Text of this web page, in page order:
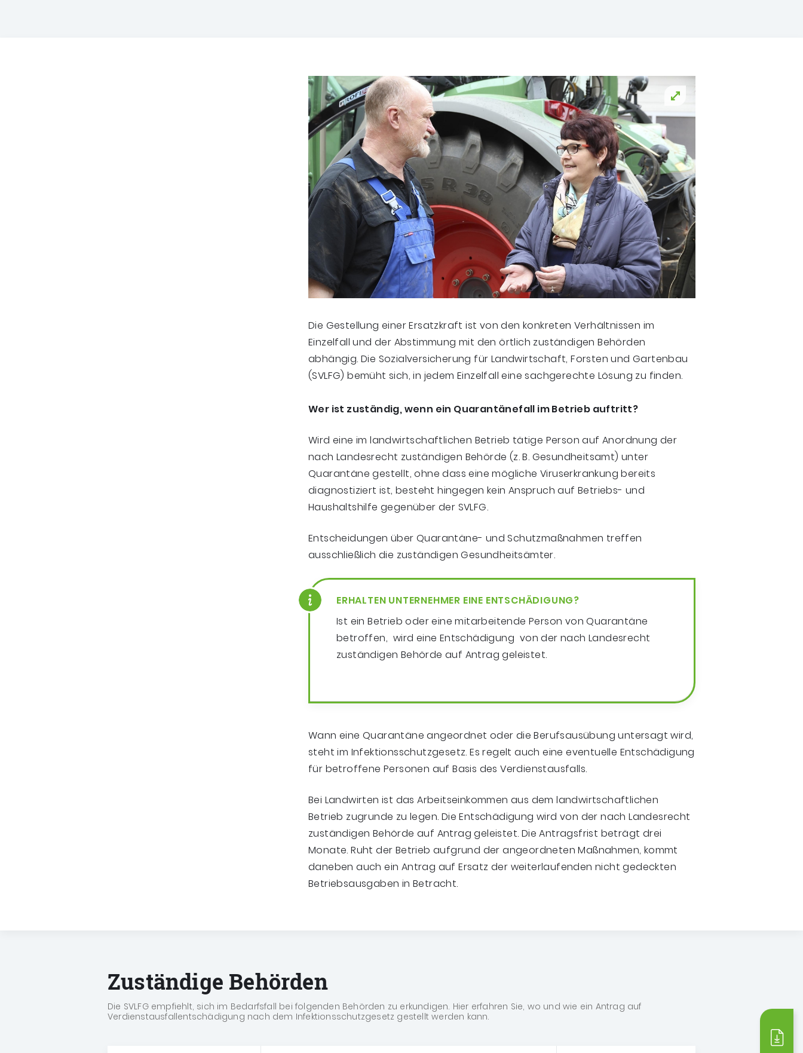
Die Gestellung einer Ersatzkraft ist von den konkreten Verhältnissen im
Einzelfall und der Abstimmung mit den örtlich zuständigen Behörden
abhängig. Die Sozialversicherung für Landwirtschaft, Forsten und Gartenbau
(SVLFG) bemüht sich, in jedem Einzelfall eine sachgerechte Lösung zu finden.
Wer ist zuständig, wenn ein Quarantänefall im Betrieb auftritt?
Wird eine im landwirtschaftlichen Betrieb tätige Person auf Anordnung der
nach Landesrecht zuständigen Behörde (z. B. Gesundheitsamt) unter
Quarantäne gestellt, ohne dass eine mögliche Viruserkrankung bereits
diagnostiziert ist, besteht hingegen kein Anspruch auf Betriebs- und
Haushaltshilfe gegenüber der SVLFG.
Entscheidungen über Quarantäne- und Schutzmaßnahmen treffen
ausschließlich die zuständigen Gesundheitsämter.
ERHALTEN UNTERNEHMER EINE ENTSCHÄDIGUNG?
Ist ein Betrieb oder eine mitarbeitende Person von Quarantäne
betroffen, wird eine Entschädigung von der nach Landesrecht
zuständigen Behörde auf Antrag geleistet.
Wann eine Quarantäne angeordnet oder die Berufsausübung untersagt wird,
steht im Infektionsschutzgesetz. Es regelt auch eine eventuelle Entschädigung
für betroffene Personen auf Basis des Verdienstausfalls.
Bei Landwirten ist das Arbeitseinkommen aus dem landwirtschaftlichen
Betrieb zugrunde zu legen. Die Entschädigung wird von der nach Landesrecht
zuständigen Behörde auf Antrag geleistet. Die Antragsfrist beträgt drei
Monate. Ruht der Betrieb aufgrund der angeordneten Maßnahmen, kommt
daneben auch ein Antrag auf Ersatz der weiterlaufenden nicht gedeckten
Betriebsausgaben in Betracht.
Zuständige Behörden
Die SVLFG empfiehlt, sich im Bedarfsfall bei folgenden Behörden zu erkundigen. Hier erfahren Sie, wo und wie ein Antrag auf
Verdienstausfallentschädigung nach dem Infektionsschutzgesetz gestellt werden kann.